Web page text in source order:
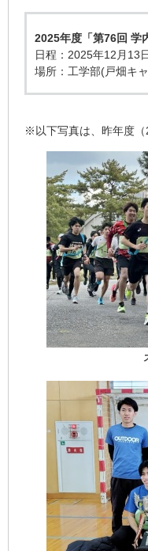
2025年度「第76回 学
日程：2025年12月13
場所：工学部(戸畑キ
※以下写真は、昨年度（